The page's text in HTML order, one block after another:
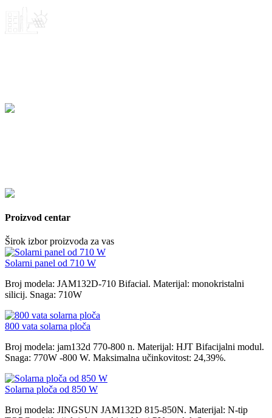
Proizvod centar
Širok izbor proizvoda za vas
Solarni panel od 710 W
Broj modela: JAM132D-710 Bifacial. Materijal: monokristalni
silicij. Snaga: 710W
800 vata solarna ploča
Broj modela: jam132d 770-800 n. Materijal: HJT Bifacijalni modul.
Snaga: 770W -800 W. Maksimalna učinkovitost: 24,39%.
Solarna ploča od 850 W
Broj modela: JINGSUN JAM132D 815-850N. Materijal: N-tip